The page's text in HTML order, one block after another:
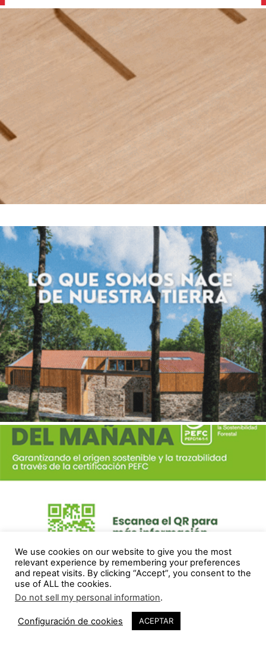
We use cookies on our website to give you the most
relevant experience by remembering your preferences
and repeat visits. By clicking “Accept”, you consent to the
use of ALL the cookies.
Do not sell my personal information.
Configuración de cookies ACEPTAR